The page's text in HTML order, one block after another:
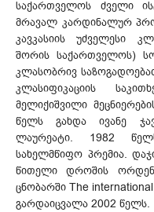
საქართველოს ძველი
მრავალ კარდინალურ
კავკასიის უძველესი
შორის საქართველოს)
კლასობრივ
კლასიფიკაციის
მელიქიშვილი
წელს გახდა ივანე
ლაურეატი. 1982
სახელმწიფო პრემია.
წითელი დროშის
ცნობარში The
გარდაიცვალა 2002 წელს.